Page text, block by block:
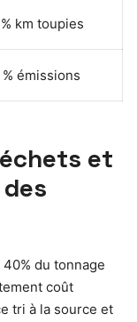
km toupies
émissions
et
du tonnage
coût
tri à la source et